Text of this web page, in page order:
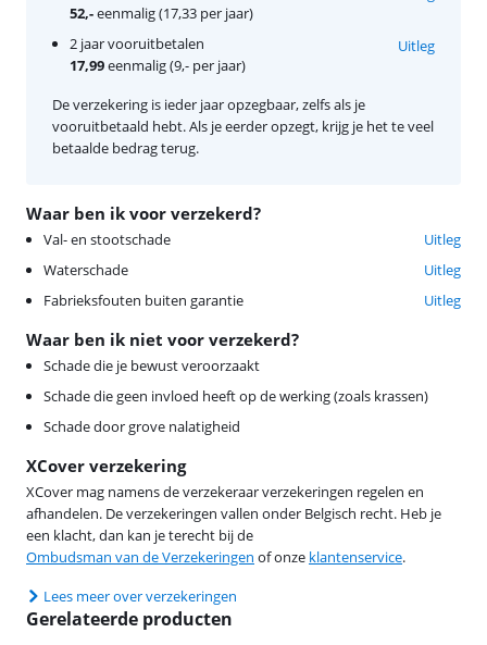
Waar ben ik voor verzekerd?
Val- en stootschade
Uitleg
Waterschade
Uitleg
Fabrieksfouten buiten garantie
Uitleg
Waar ben ik niet voor verzekerd?
Schade die je bewust veroorzaakt
Schade die geen invloed heeft op de werking (zoals krassen)
Schade door grove nalatigheid
XCover verzekering
XCover mag namens de verzekeraar verzekeringen regelen en
afhandelen. De verzekeringen vallen onder Belgisch recht. Heb je
een klacht, dan kan je terecht bij de
Ombudsman van de Verzekeringen of onze klantenservice.
Lees meer over verzekeringen
52,-eenmalig (17,33 per jaar)
2 jaar vooruitbetalen
17,99eenmalig (9,- per jaar)
Uitleg
De verzekering is ieder jaar opzegbaar, zelfs als je
vooruitbetaald hebt. Als je eerder opzegt, krijg je het te veel
betaalde bedrag terug.
Gerelateerde producten